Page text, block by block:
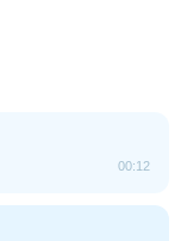
00:12